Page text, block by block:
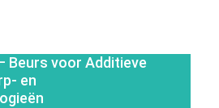
Beurs voor Additieve
en